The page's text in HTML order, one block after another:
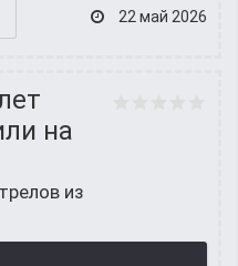
22 май 2026
на
из